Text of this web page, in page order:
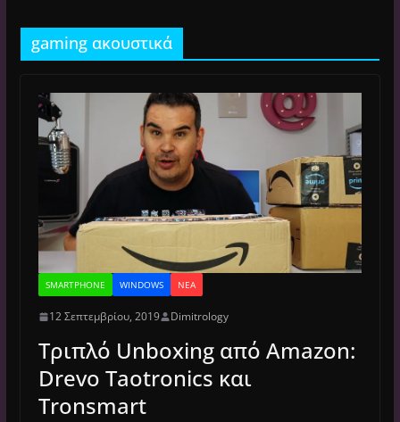
gaming ακουστικά
SMARTPHONE WINDOWS ΝΈΑ
12 Σεπτεμβρίου, 2019 Dimitrology
Τριπλό Unboxing από Amazon:
Drevo Taotronics και
Tronsmart